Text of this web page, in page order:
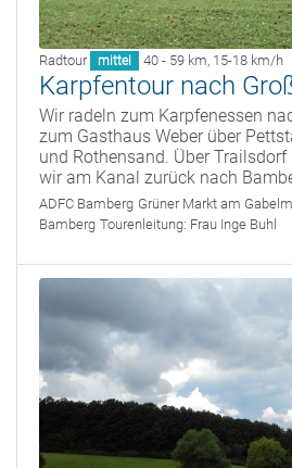
Radtour mittel 40 - 59 km, 15-18 km/h
Karpfentour nach
Wir radeln zum Karpfenessen
zum Gasthaus Weber über
und Rothensand. Über
wir am Kanal zurück nach
ADFC Bamberg Grüner Markt am
Bamberg Tourenleitung: Frau Inge Buhl